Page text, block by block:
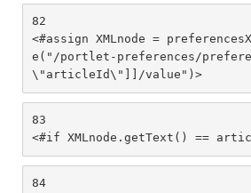
82
<#assign XMLnode =
e("/portlet-preferences/
\"articleId\"]]/value")>
83
<#if XMLnode.getText() ==
84